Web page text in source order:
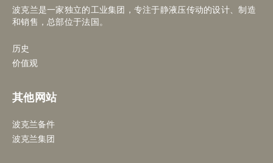
波克兰是一家独立的工业集团，专注于静液压传动的设计、制造
和销售，总部位于法国。
历史
价值观
其他网站
波克兰备件
波克兰集团